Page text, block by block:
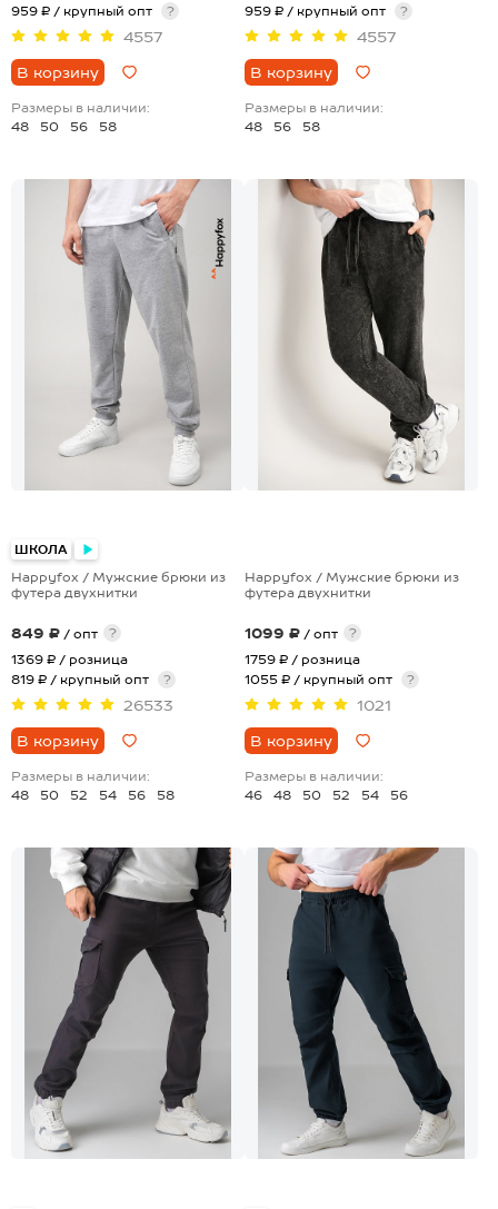
959 ₽ / крупный опт
?
4557
В корзину
Размеры в наличии:
48
50 56 58
959 ₽ / крупный опт
?
4557
В корзину
Размеры в наличии:
48
56 58
ШКОЛА
Happyfox / Мужские брюки из
футера двухнитки
849 ₽ / опт
?
1369 ₽ / розница
819 ₽ / крупный опт
?
26533
В корзину
Размеры в наличии:
48
50 52 54 56 58
Happyfox / Мужские брюки из
футера двухнитки
1099 ₽ / опт
?
1759 ₽ / розница
1055 ₽ / крупный опт
?
1021
В корзину
Размеры в наличии:
46
48 50 52 54 56